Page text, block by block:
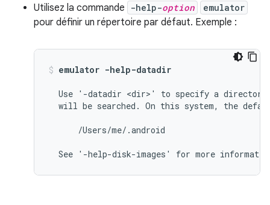
Utilisez la commande
-help-option emulator
pour définir un répertoire par défaut. Exemple :
emulator -help-datadir
Use '-datadir <dir>' to specify a
will be searched. On this system, the
      /Users/me/.android